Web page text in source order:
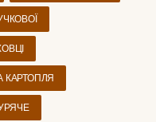
КАРТОПЛЯ